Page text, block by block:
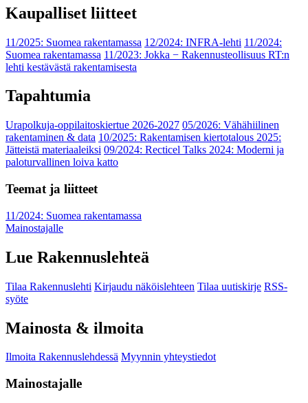
Kaupalliset liitteet
11/2025: Suomea rakentamassa 12/2024: INFRA-lehti 11/2024:
Suomea rakentamassa 11/2023: Jokka − Rakennusteollisuus RT:n
lehti kestävästä rakentamisesta
Tapahtumia
Urapolkuja-oppilaitoskiertue 2026-2027 05/2026: Vähähiilinen
rakentaminen & data 10/2025: Rakentamisen kiertotalous 2025:
Jätteistä materiaaleiksi 09/2024: Recticel Talks 2024: Moderni ja
paloturvallinen loiva katto
Teemat ja liitteet
11/2024: Suomea rakentamassa
Mainostajalle
Lue Rakennuslehteä
Tilaa Rakennuslehti Kirjaudu näköislehteen Tilaa uutiskirje RSS-
syöte
Mainosta & ilmoita
Ilmoita Rakennuslehdessä Myynnin yhteystiedot
Mainostajalle